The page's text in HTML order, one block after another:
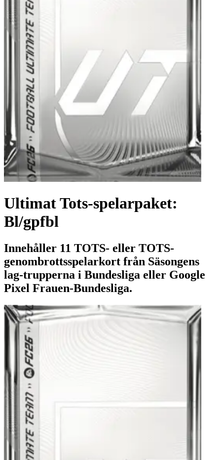
Ultimat Tots-spelarpaket:
Bl/gpfbl
Innehåller 11 TOTS- eller TOTS-
genombrottsspelarkort från Säsongens
lag-trupperna i Bundesliga eller Google
Pixel Frauen-Bundesliga.